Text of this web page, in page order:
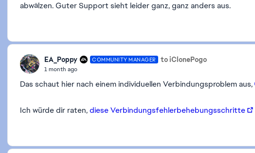
abwälzen. Guter Support sieht leider ganz, ganz anders aus.
EA_Poppy COMMUNITY MANAGER to iClonePogo
1 month ago
Das schaut hier nach einem individuellen Verbindungsproblem aus,
Ich würde dir raten,diese Verbindungsfehlerbehebungsschritte